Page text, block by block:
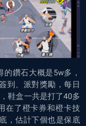
鑽石大概是5w多，
到、派對獎勵，每日
鞋盒一共是打了40多
在了橙卡券和橙卡技
，估計下個也是保底